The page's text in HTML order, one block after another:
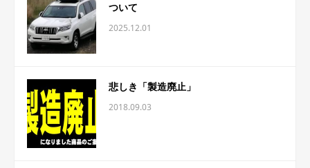
ついて
2025.12.01
悲しき「製造廃止」
2018.09.03